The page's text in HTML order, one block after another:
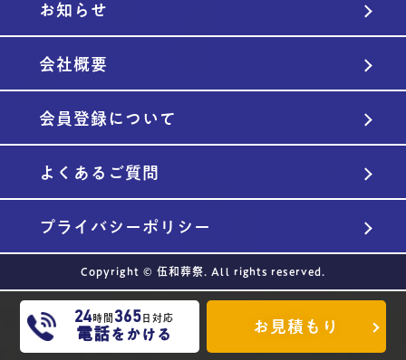
24時間 365 日対応
電話をかける お見積もり
お知らせ
会社概要
会員登録について
よくあるご質問
プライバシーポリシー
Copyright © 伍和葬祭. All rights reserved.